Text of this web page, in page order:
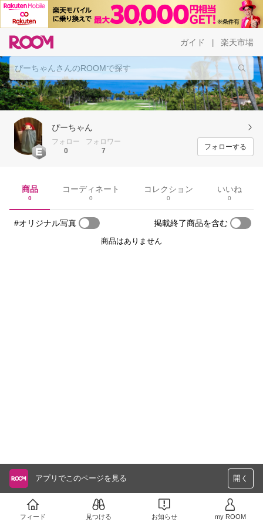
ガイド 楽天市場
ぴーちゃん
フォロー
0
フォロワー
7
フォローする
商品
0
コーディネート
0
コレクション
0
いいね
0
#オリジナル写真 掲載終了商品を含む
商品はありません
アプリでこのページを見る 開く
フィード 見つける お知らせ my ROOM